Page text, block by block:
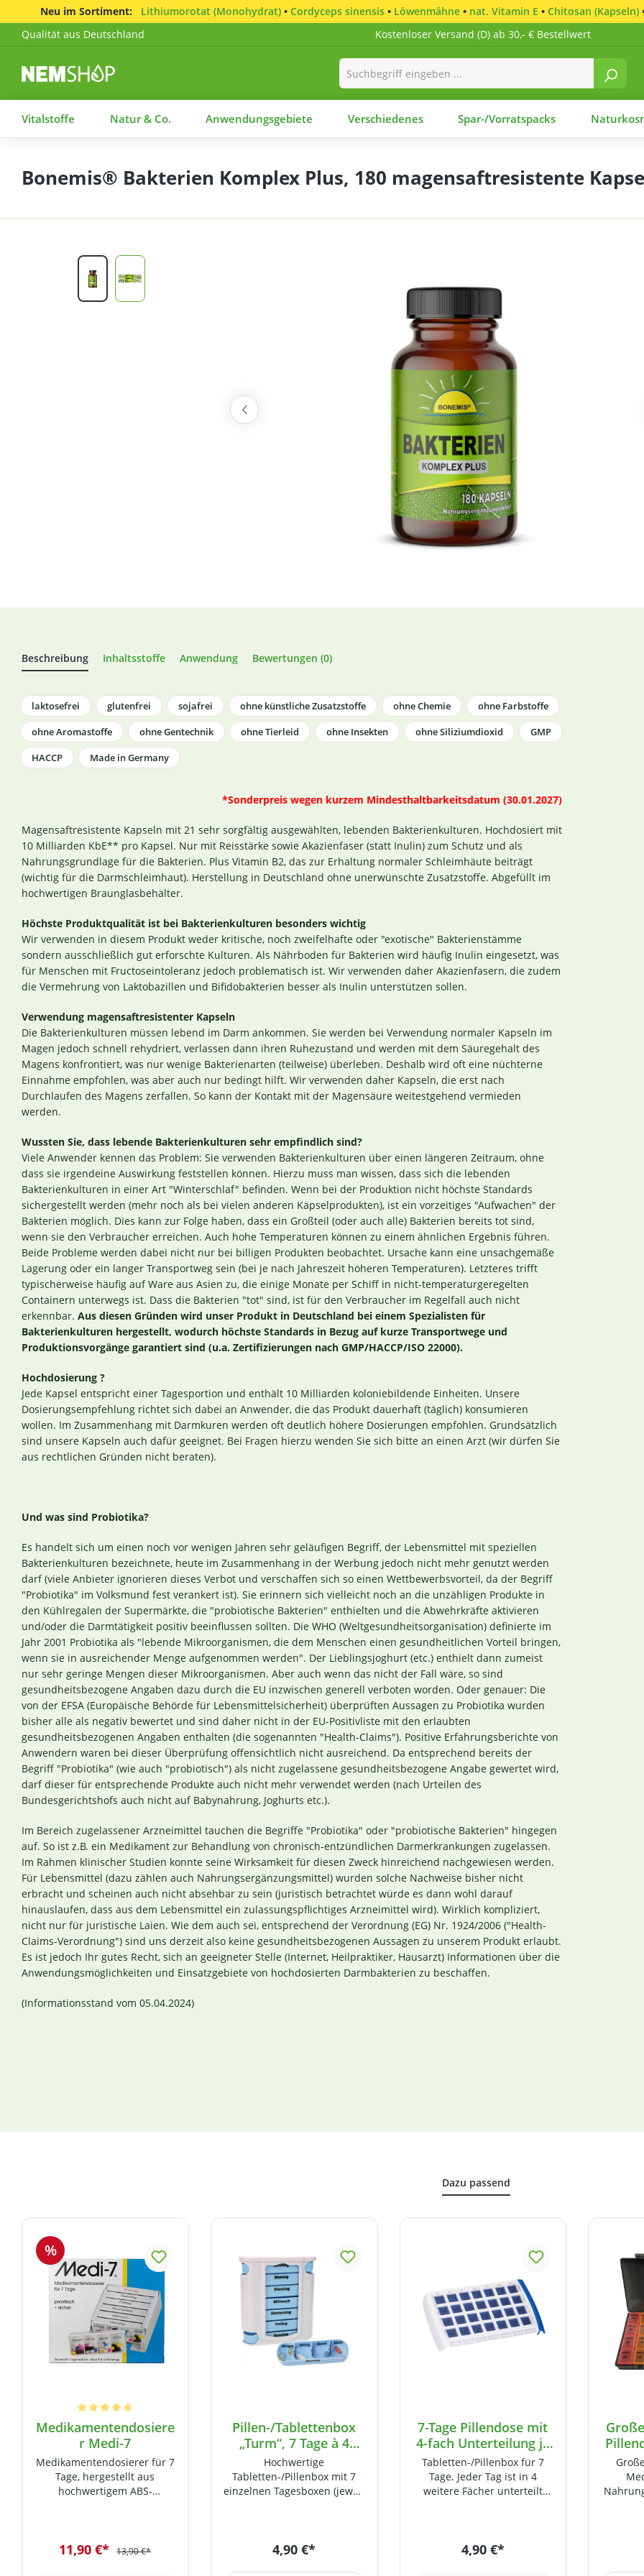
Neu im Sortiment: Lithiumorotat (Monohydrat) • Cordyceps sinensis • Löwenmähne • nat. Vitamin E • Chitosan (Kapseln)
Qualität aus Deutschland
Kostenloser Versand (D) ab 30,- € Bestellwert
Vitalstoffe Natur & Co. Anwendungsgebiete Verschiedenes Spar-/Vorratspacks
Bonemis® Bakterien Komplex Plus, 180 magensaftresistente
Bildergalerie überspringen
Beschreibung Inhaltsstoffe Anwendung Bewertungen (0)
laktosefrei glutenfrei sojafrei ohne künstliche Zusatzstoffe ohne Chemie
ohne Farbstoffe
ohne Aromastoffe
ohne Gentechnik ohne Tierleid ohne Insekten ohne Siliziumdioxid
GMP
HACCP
Made in Germany
*Sonderpreis wegen kurzem Mindesthaltbarkeitsdatum (30.01.2027)
Magensaftresistente Kapseln mit 21 sehr sorgfältig ausgewählten, lebenden Bakterienkulturen. Hochdosiert mit
10 Milliarden KbE** pro Kapsel. Nur mit Reisstärke sowie Akazienfaser (statt Inulin) zum Schutz und als
Nahrungsgrundlage für die Bakterien. Plus Vitamin B2, das zur Erhaltung normaler Schleimhäute beiträgt
(wichtig für die Darmschleimhaut). Herstellung in Deutschland ohne unerwünschte Zusatzstoffe. Abgefüllt im
hochwertigen Braunglasbehälter.
Höchste Produktqualität ist bei Bakterienkulturen besonders wichtig
Wir verwenden in diesem Produkt weder kritische, noch zweifelhafte oder "exotische" Bakterienstämme
sondern ausschließlich gut erforschte Kulturen. Als Nährboden für Bakterien wird häufig Inulin eingesetzt, was
für Menschen mit Fructoseintoleranz jedoch problematisch ist. Wir verwenden daher Akazienfasern, die zudem
die Vermehrung von Laktobazillen und Bifidobakterien besser als Inulin unterstützen sollen.
Verwendung magensaftresistenter Kapseln
Die Bakterienkulturen müssen lebend im Darm ankommen. Sie werden bei Verwendung normaler Kapseln im
Magen jedoch schnell rehydriert, verlassen dann ihren Ruhezustand und werden mit dem Säuregehalt des
Magens konfrontiert, was nur wenige Bakterienarten (teilweise) überleben. Deshalb wird oft eine nüchterne
Einnahme empfohlen, was aber auch nur bedingt hilft. Wir verwenden daher Kapseln, die erst nach
Durchlaufen des Magens zerfallen. So kann der Kontakt mit der Magensäure weitestgehend vermieden
werden.
Wussten Sie, dass lebende Bakterienkulturen sehr empfindlich sind?
Viele Anwender kennen das Problem: Sie verwenden Bakterienkulturen über einen längeren Zeitraum, ohne
dass sie irgendeine Auswirkung feststellen können. Hierzu muss man wissen, dass sich die lebenden
Bakterienkulturen in einer Art "Winterschlaf" befinden. Wenn bei der Produktion nicht höchste Standards
sichergestellt werden (mehr noch als bei vielen anderen Kapselprodukten), ist ein vorzeitiges "Aufwachen" der
Bakterien möglich. Dies kann zur Folge haben, dass ein Großteil (oder auch alle) Bakterien bereits tot sind,
wenn sie den Verbraucher erreichen. Auch hohe Temperaturen können zu einem ähnlichen Ergebnis führen.
Beide Probleme werden dabei nicht nur bei billigen Produkten beobachtet. Ursache kann eine unsachgemäße
Lagerung oder ein langer Transportweg sein (bei je nach Jahreszeit höheren Temperaturen). Letzteres trifft
typischerweise häufig auf Ware aus Asien zu, die einige Monate per Schiff in nicht-temperaturgeregelten
Containern unterwegs ist. Dass die Bakterien "tot" sind, ist für den Verbraucher im Regelfall auch nicht
erkennbar. Aus diesen Gründen wird unser Produkt in Deutschland bei einem Spezialisten für
Bakterienkulturen hergestellt, wodurch höchste Standards in Bezug auf kurze Transportwege und
Produktionsvorgänge garantiert sind (u.a. Zertifizierungen nach GMP/HACCP/ISO 22000).
Hochdosierung ?
Jede Kapsel entspricht einer Tagesportion und enthält 10 Milliarden koloniebildende Einheiten. Unsere
Dosierungsempfehlung richtet sich dabei an Anwender, die das Produkt dauerhaft (täglich) konsumieren
wollen. Im Zusammenhang mit Darmkuren werden oft deutlich höhere Dosierungen empfohlen. Grundsätzlich
sind unsere Kapseln auch dafür geeignet. Bei Fragen hierzu wenden Sie sich bitte an einen Arzt (wir dürfen Sie
aus rechtlichen Gründen nicht beraten).
Und was sind Probiotika?
Es handelt sich um einen noch vor wenigen Jahren sehr geläufigen Begriff, der Lebensmittel mit speziellen
Bakterienkulturen bezeichnete, heute im Zusammenhang in der Werbung jedoch nicht mehr genutzt werden
darf (viele Anbieter ignorieren dieses Verbot und verschaffen sich so einen Wettbewerbsvorteil, da der Begriff
"Probiotika" im Volksmund fest verankert ist). Sie erinnern sich vielleicht noch an die unzähligen Produkte in
den Kühlregalen der Supermärkte, die "probiotische Bakterien" enthielten und die Abwehrkräfte aktivieren
und/oder die Darmtätigkeit positiv beeinflussen sollten. Die WHO (Weltgesundheitsorganisation) definierte im
Jahr 2001 Probiotika als "lebende Mikroorganismen, die dem Menschen einen gesundheitlichen Vorteil bringen,
wenn sie in ausreichender Menge aufgenommen werden". Der Lieblingsjoghurt (etc.) enthielt dann zumeist
nur sehr geringe Mengen dieser Mikroorganismen. Aber auch wenn das nicht der Fall wäre, so sind
gesundheitsbezogene Angaben dazu durch die EU inzwischen generell verboten worden. Oder genauer: Die
von der EFSA (Europäische Behörde für Lebensmittelsicherheit) überprüften Aussagen zu Probiotika wurden
bisher alle als negativ bewertet und sind daher nicht in der EU-Positivliste mit den erlaubten
gesundheitsbezogenen Angaben enthalten (die sogenannten "Health-Claims"). Positive Erfahrungsberichte von
Anwendern waren bei dieser Überprüfung offensichtlich nicht ausreichend. Da entsprechend bereits der
Begriff "Probiotika" (wie auch "probiotisch") als nicht zugelassene gesundheitsbezogene Angabe gewertet wird,
darf dieser für entsprechende Produkte auch nicht mehr verwendet werden (nach Urteilen des
Bundesgerichtshofs auch nicht auf Babynahrung, Joghurts etc.).
Im Bereich zugelassener Arzneimittel tauchen die Begriffe "Probiotika" oder "probiotische Bakterien" hingegen
auf. So ist z.B. ein Medikament zur Behandlung von chronisch-entzündlichen Darmerkrankungen zugelassen.
Im Rahmen klinischer Studien konnte seine Wirksamkeit für diesen Zweck hinreichend nachgewiesen werden.
Für Lebensmittel (dazu zählen auch Nahrungsergänzungsmittel) wurden solche Nachweise bisher nicht
erbracht und scheinen auch nicht absehbar zu sein (juristisch betrachtet würde es dann wohl darauf
hinauslaufen, dass aus dem Lebensmittel ein zulassungspflichtiges Arzneimittel wird). Wirklich kompliziert,
nicht nur für juristische Laien. Wie dem auch sei, entsprechend der Verordnung (EG) Nr. 1924/2006 ("Health-
Claims-Verordnung") sind uns derzeit also keine gesundheitsbezogenen Aussagen zu unserem Produkt erlaubt.
Es ist jedoch Ihr gutes Recht, sich an geeigneter Stelle (Internet, Heilpraktiker, Hausarzt) Informationen über die
Anwendungsmöglichkeiten und Einsatzgebiete von hochdosierten Darmbakterien zu beschaffen.
(Informationsstand vom 05.04.2024)
Produktgalerie überspringen
%
Durchschnittliche Bewertung von 4.8 von 5 Sternen
Medikamentendosiere
r Medi-7
Medikamentendosierer für 7
Tage, hergestellt aus
hochwertigem ABS-
ambulanten und stationären
11,90 €* 13,90 €*
Pillen-/Tablettenbox
„Turm“, 7 Tage à 4
Fächer
Hochwertige
Tabletten-/Pillenbox mit 7
einzelnen Tagesboxen (jeweil
(Wochentag sowie
4,90 €*
7-Tage Pillendose mit
4-fach Unterteilung je
Tag
Tabletten-/Pillenbox für 7
Tage. Jeder Tag ist in 4
weitere Fächer unterteilt
4,90 €*
4-
weitere